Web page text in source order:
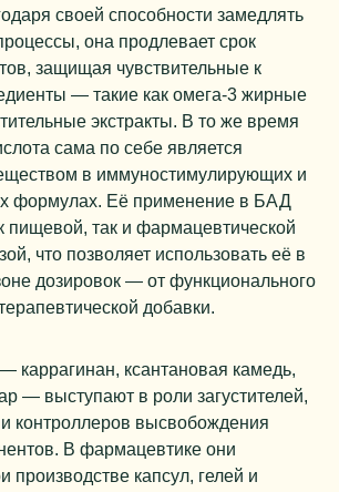
своей способности замедлять
она продлевает срок
защищая чувствительные к
— такие как омега-3 жирные
экстракты. В то же время
сама по себе является
в иммуностимулирующих и
формулах. Её применение в БАД
пищевой, так и фармацевтической
что позволяет использовать её в
дозировок — от функционального
добавки.
каррагинан, ксантановая камедь,
— выступают в роли загустителей,
контроллеров высвобождения
В фармацевтике они
производстве капсул, гелей и